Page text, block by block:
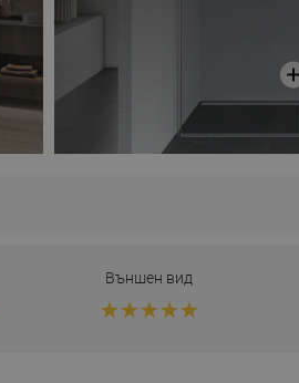
Външен вид